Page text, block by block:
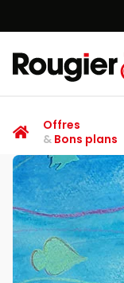
Rougier & Plé
Offres
&Bons plans